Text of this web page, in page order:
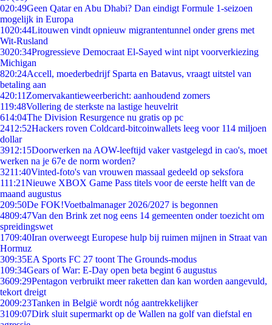
020:49Geen Qatar en Abu Dhabi? Dan eindigt Formule 1-seizoen
mogelijk in Europa
1020:44Litouwen vindt opnieuw migrantentunnel onder grens met
Wit-Rusland
3020:34Progressieve Democraat El-Sayed wint nipt voorverkiezing
Michigan
820:24Accell, moederbedrijf Sparta en Batavus, vraagt uitstel van
betaling aan
420:11 Zomervakantieweerbericht: aanhoudend zomers
119:48Vollering de sterkste na lastige heuvelrit
614:04The Division Resurgence nu gratis op pc
2412:52Hackers roven Coldcard-bitcoinwallets leeg voor 114 miljoen
dollar
3912:15Doorwerken na AOW-leeftijd vaker vastgelegd in cao's, moet
werken na je 67e de norm worden?
3211:40Vinted-foto's van vrouwen massaal gedeeld op seksfora
111:21Nieuwe XBOX Game Pass titels voor de eerste helft van de
maand augustus
209:50De FOK!Voetbalmanager 2026/2027 is begonnen
4809:47Van den Brink zet nog eens 14 gemeenten onder toezicht om
spreidingswet
1709:40Iran overweegt Europese hulp bij ruimen mijnen in Straat van
Hormuz
309:35EA Sports FC 27 toont The Grounds-modus
109:34Gears of War: E-Day open beta begint 6 augustus
3609:29Pentagon verbruikt meer raketten dan kan worden aangevuld,
tekort dreigt
2009:23Tanken in België wordt nóg aantrekkelijker
3109:07Dirk sluit supermarkt op de Wallen na golf van diefstal en